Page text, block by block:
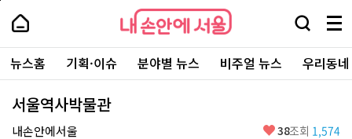
본
로
가
내
손
안
에
서
울
-
서
울
내
손
에
울
검
창
열
기
메
뉴
전
체
보
주
요
서
뉴스홈 기획·이슈 분야별 뉴스 비주얼 뉴스 우리동
서울역사박물관
내손안에서울 좋
38조회 1,574
페
상
단
로